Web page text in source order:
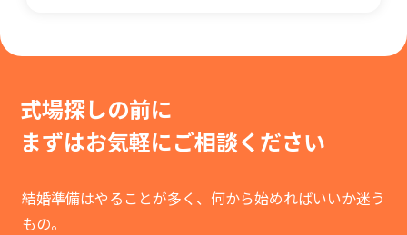
式場探しの前に
まずはお気軽にご相談ください
結婚準備はやることが多く、何から始めればいいか迷う
もの。